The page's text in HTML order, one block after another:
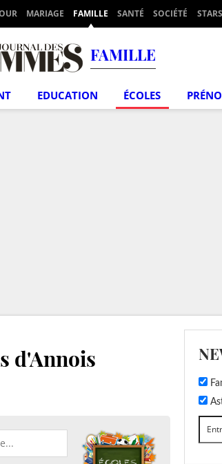
MARIAGE FAMILLE SANTÉ SOCIÉTÉ STARS
FAMILLE
EDUCATION ÉCOLES
d'Annois